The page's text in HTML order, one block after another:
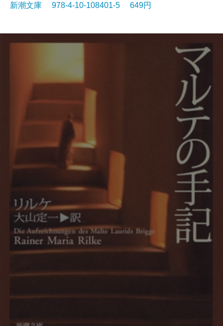
新潮文庫 978-4-10-108401-5 649円